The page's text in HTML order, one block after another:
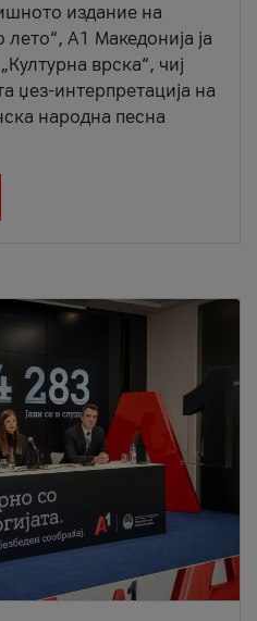
издание на
А1 Македонија ја
врска“, чиј
џез-интерпретација на
народна песна